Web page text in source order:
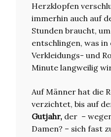
Herzklopfen
immerhin auch auf
Stunden braucht,
entschlingen, was
Verkleidungs- und
Minute langweilig
Auf Männer hat die
verzichtet, bis auf
Gutjahr, der –
Damen? – sich fast